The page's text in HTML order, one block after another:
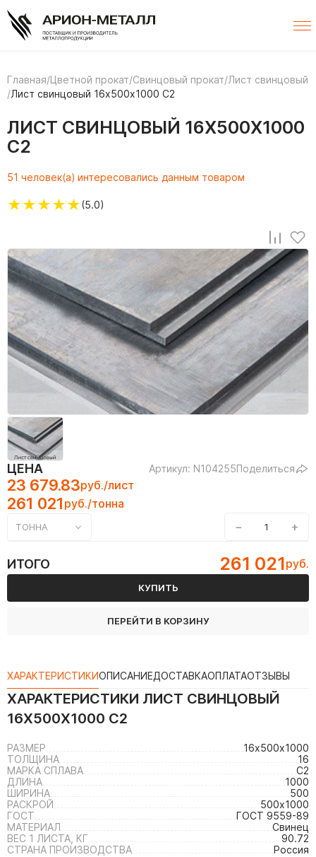
Главная/Цветной прокат/Свинцовый прокат/Лист свинцовый
/Лист свинцовый 16х500х1000 С2
ЛИСТ СВИНЦОВЫЙ 16Х500Х1000
С2
51 человек(а) интересовались данным товаром
★★★★★(5.0)
ЦЕНА Артикул: N104255Поделиться
23 679.83руб./лист
261 021 руб./тонна
ТОННА − +
ИТОГО 261 021руб.
КУПИТЬ
ПЕРЕЙТИ В КОРЗИНУ
ХАРАКТЕРИСТИКИОПИСАНИЕДОСТАВКАОПЛАТАОТЗЫВЫ
ХАРАКТЕРИСТИКИ ЛИСТ СВИНЦОВЫЙ
16Х500Х1000 С2
РАЗМЕР
16х500х1000
ТОЛЩИНА
16
МАРКА СПЛАВА
С2
ДЛИНА
1000
ШИРИНА
500
РАСКРОЙ
500х1000
ГОСТ
ГОСТ 9559-89
МАТЕРИАЛ
Свинец
ВЕС 1 ЛИСТА, КГ
90.72
СТРАНА ПРОИЗВОДСТВА
Россия